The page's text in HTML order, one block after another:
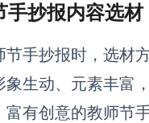
手抄报内容选材
节手抄报时，选材
象生动、元素丰富
富有创意的教师节